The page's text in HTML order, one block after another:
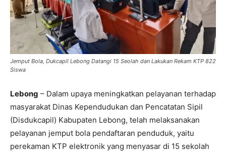
Jemput Bola, Dukcapil Lebong Datangi 15 Seolah dan Lakukan Rekam KTP 822
Siswa
Lebong – Dalam upaya meningkatkan pelayanan terhadap
masyarakat Dinas Kependudukan dan Pencatatan Sipil
(Disdukcapil) Kabupaten Lebong, telah melaksanakan
pelayanan jemput bola pendaftaran penduduk, yaitu
perekaman KTP elektronik yang menyasar di 15 sekolah